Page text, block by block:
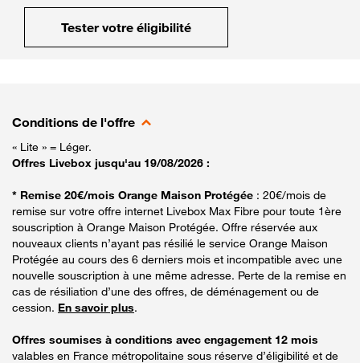
Tester votre éligibilité
Conditions de l'offre
« Lite » = Léger.
Offres Livebox jusqu'au 19/08/2026 :
* Remise 20€/mois Orange Maison Protégée : 20€/mois de
remise sur votre offre internet Livebox Max Fibre pour toute 1ère
souscription à Orange Maison Protégée. Offre réservée aux
nouveaux clients n’ayant pas résilié le service Orange Maison
Protégée au cours des 6 derniers mois et incompatible avec une
nouvelle souscription à une même adresse. Perte de la remise en
cas de résiliation d’une des offres, de déménagement ou de
cession. En savoir plus.
Offres soumises à conditions avec engagement 12 mois
valables en France métropolitaine sous réserve d’éligibilité et de